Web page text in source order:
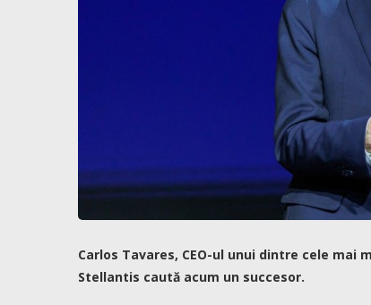
Carlos Tavares, CEO-ul unui dintre cele
Stellantis caută acum un succesor.